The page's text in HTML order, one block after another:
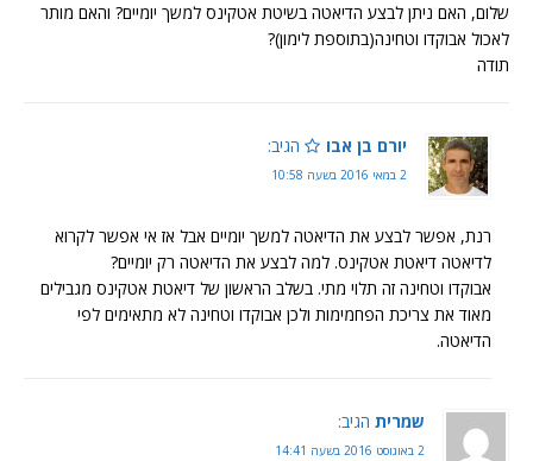
שלום, האם ניתן לבצע הדיאטה בשיטת אטקינס למשך יומיים? והאם מותר
לאכול אבוקדו וטחינה(בתוספת לימון)?
תודה
יורם בן אבו הגיב:
2 במאי 2016 בשעה 10:58
רנת, אפשר לבצע את הדיאטה למשך יומיים אבל אז אי אפשר לקרוא
לדיאטה דיאטת אטקינס. למה לבצע את הדיאטה רק יומיים?
אבוקדו וטחינה זה תלוי מתי. בשלב הראשון של דיאטת אטקינס מגבילים
מאוד את צריכת הפחמימות ולכן אבוקדו וטחינה לא מתאימים לפי
הדיאטה.
שמרית הגיב:
2 באוגוסט 2016 בשעה 14:41